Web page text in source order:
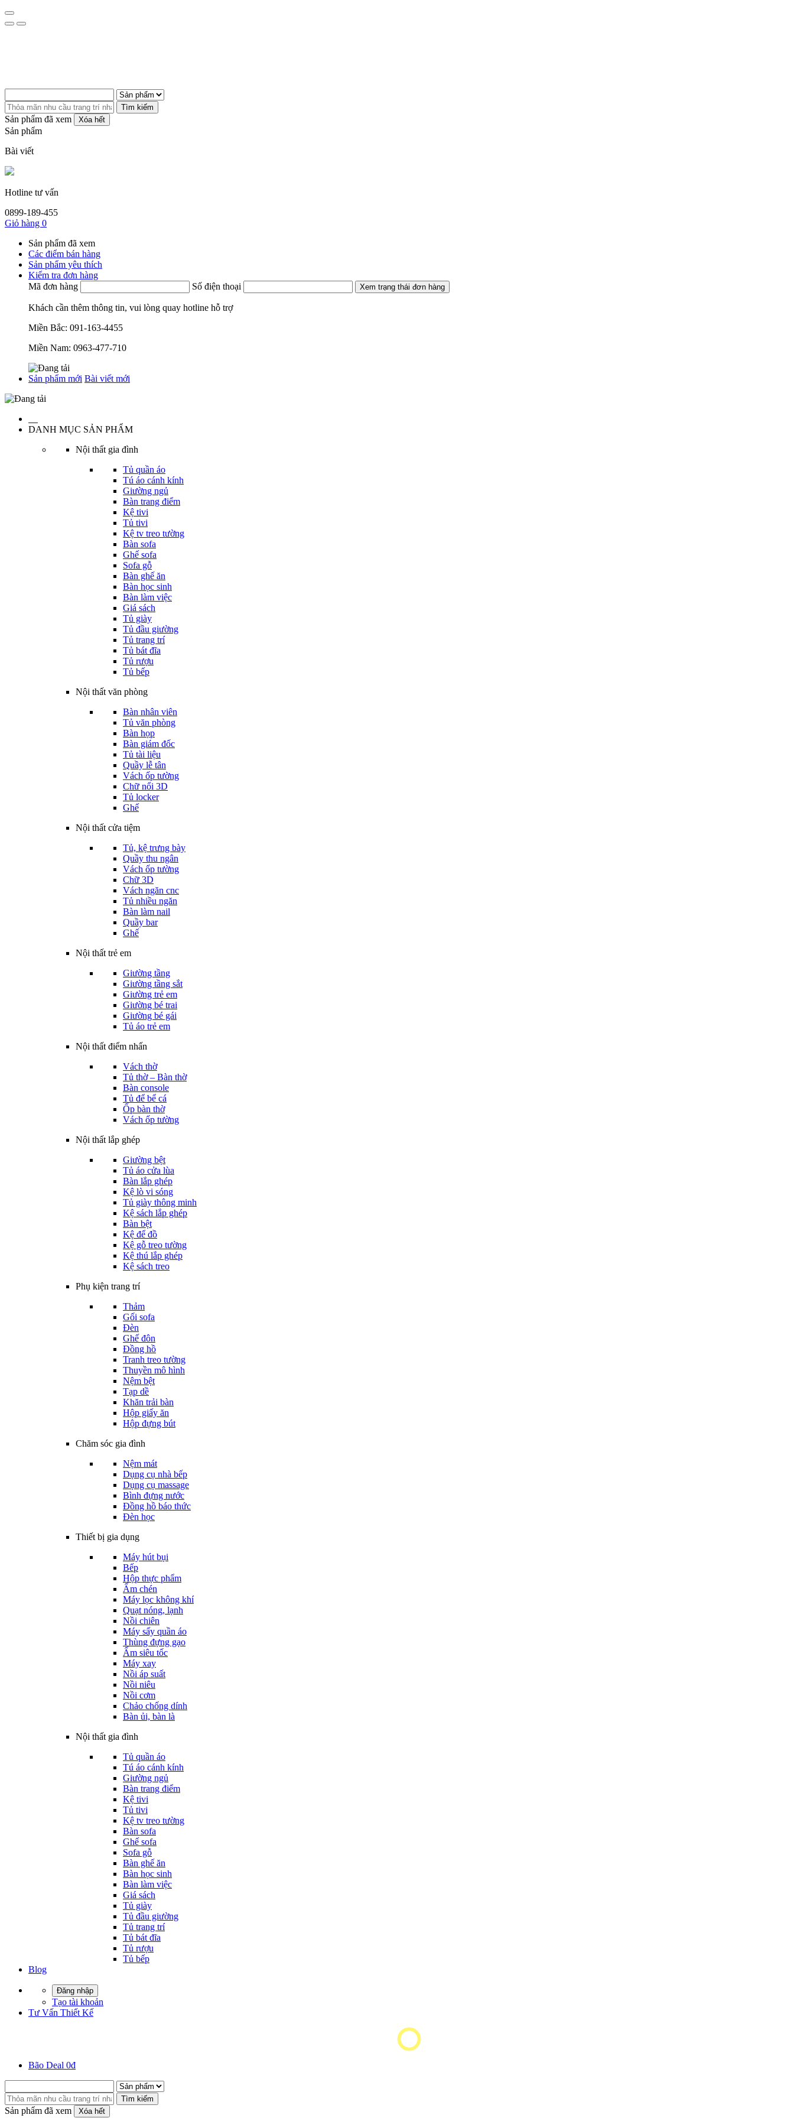
Tìm kiếm
Sản phẩm đã xem Xóa hết
Sản phẩm
Bài viết
Hotline tư vấn
0899-189-455
Giỏ hàng 0
Sản phẩm đã xem
Các điểm bán hàng
Sản phẩm yêu thích
Kiểm tra đơn hàng
Mã đơn hàng
Số điện thoại Xem trạng thái đơn hàng
Khách cần thêm thông tin, vui lòng quay hotline hỗ trợ
Miền Bắc: 091-163-4455
Miền Nam: 0963-477-710
Sản phẩm mới Bài viết mới
DANH MỤC SẢN PHẨM
Nội thất gia đình
Tủ quần áo
Tú áo cánh kính
Giường ngủ
Bàn trang điểm
Kệ tivi
Tủ tivi
Kệ tv treo tường
Bàn sofa
Ghế sofa
Sofa gỗ
Bàn ghế ăn
Bàn học sinh
Bàn làm việc
Giá sách
Tủ giày
Tủ đầu giường
Tủ trang trí
Tủ bát đĩa
Tủ rượu
Tủ bếp
Nội thất văn phòng
Bàn nhân viên
Tủ văn phòng
Bàn họp
Bàn giám đốc
Tủ tài liệu
Quầy lễ tân
Vách ốp tường
Chữ nổi 3D
Tủ locker
Ghế
Nội thất cửa tiệm
Tủ, kệ trưng bày
Quầy thu ngân
Vách ốp tường
Chữ 3D
Vách ngăn cnc
Tủ nhiều ngăn
Bàn làm nail
Quầy bar
Ghế
Nội thất trẻ em
Giường tầng
Giường tầng sắt
Giường trẻ em
Giường bé trai
Giường bé gái
Tủ áo trẻ em
Nội thất điểm nhấn
Vách thờ
Tủ thờ – Bàn thờ
Bàn console
Tủ để bể cá
Ốp bàn thờ
Vách ốp tường
Nội thất lắp ghép
Giường bệt
Tủ áo cửa lùa
Bàn lắp ghép
Kệ lò vi sóng
Tủ giày thông minh
Kệ sách lắp ghép
Bàn bệt
Kệ để đồ
Kệ gỗ treo tường
Kệ thú lắp ghép
Kệ sách treo
Phụ kiện trang trí
Thảm
Gối sofa
Đèn
Ghế đôn
Đồng hồ
Tranh treo tường
Thuyền mô hình
Nệm bệt
Tạp dề
Khăn trải bàn
Hộp giấy ăn
Hộp đựng bút
Chăm sóc gia đình
Nệm mát
Dụng cụ nhà bếp
Dụng cụ massage
Bình đựng nước
Đồng hồ báo thức
Đèn học
Thiết bị gia dụng
Máy hút bụi
Bếp
Hộp thực phẩm
Ấm chén
Máy lọc không khí
Quạt nóng, lạnh
Nồi chiên
Máy sấy quần áo
Thùng đựng gạo
Ấm siêu tốc
Máy xay
Nồi áp suất
Nồi niêu
Nồi cơm
Chảo chống dính
Bàn ủi, bàn là
Nội thất gia đình
Tủ quần áo
Tú áo cánh kính
Giường ngủ
Bàn trang điểm
Kệ tivi
Tủ tivi
Kệ tv treo tường
Bàn sofa
Ghế sofa
Sofa gỗ
Bàn ghế ăn
Bàn học sinh
Bàn làm việc
Giá sách
Tủ giày
Tủ đầu giường
Tủ trang trí
Tủ bát đĩa
Tủ rượu
Tủ bếp
Blog
Đăng nhập
Tạo tài khoản
Tư Vấn Thiết Kế
Bão Deal 0đ
Tìm kiếm
Sản phẩm đã xem Xóa hết